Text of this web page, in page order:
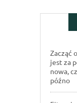
Zacząć
jest za
nowa,
późno